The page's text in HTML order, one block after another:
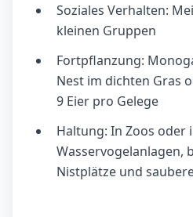
Soziales Verhalten:
kleinen Gruppen
Fortpflanzung:
Nest im dichten Gras
9 Eier pro Gelege
Haltung: In Zoos oder
Wasservogelanlagen,
Nistplätze und